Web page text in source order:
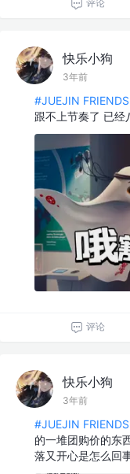
评论
快乐小狗
3年前
#JUEJIN
跟不上节奏了 已经
评论
快乐小狗
3年前
#JUEJIN
的一堆团购价的东
落又开心是怎么回